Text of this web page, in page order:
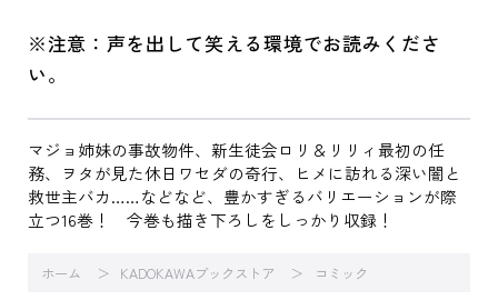
※注意：声を出して笑える環境でお読みくださ
い。
マジョ姉妹の事故物件、新生徒会ロリ＆リリィ最初の任
務、ヲタが見た休日ワセダの奇行、ヒメに訪れる深い闇と
救世主バカ……などなど、豊かすぎるバリエーションが際
立つ16巻！ 今巻も描き下ろしをしっかり収録！
ホーム KADOKAWAブックストア コミック